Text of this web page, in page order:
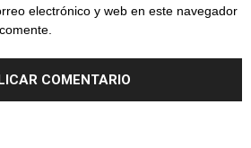
electrónico y web en este navegador